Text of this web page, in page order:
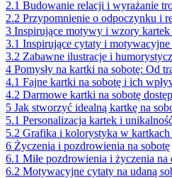
2.1 Budowanie relacji i wyrażanie
2.2 Przypomnienie o odpoczynku i
3 Inspirujące motywy i wzory kartek
3.1 Inspirujące cytaty i
3.2 Zabawne ilustracje i
4 Pomysły na kartki na sobotę: Od
4.1 Fajne kartki na sobotę i ich
4.2 Darmowe kartki na sobotę
5 Jak stworzyć idealną kartkę na
5.1 Personalizacja kartek i
5.2 Grafika i kolorystyka w kartkach
6 Życzenia i pozdrowienia na sobotę
6.1 Miłe pozdrowienia i życzenia na
6.2 Motywacyjne cytaty na udaną